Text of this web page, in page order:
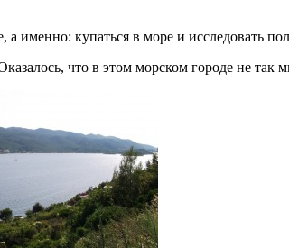
именно: купаться в море и исследовать
что в этом морском городе не так